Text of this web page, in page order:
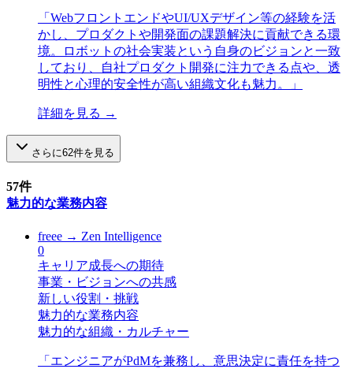
「 WebフロントエンドやUI/UXデザイン等の経験を活
かし、プロダクトや開発面の課題解決に貢献できる環
境。ロボットの社会実装という自身のビジョンと一致
しており、自社プロダクト開発に注力できる点や、透
明性と心理的安全性が高い組織文化も魅力。
」
詳細を見る →
さらに62件を見る
57件
魅力的な業務内容
freee → Zen Intelligence
0
キャリア成長への期待
事業・ビジョンへの共感
新しい役割・挑戦
魅力的な業務内容
魅力的な組織・カルチャー
「 エンジニアがPdMを兼務し、意思決定に責任を持つ